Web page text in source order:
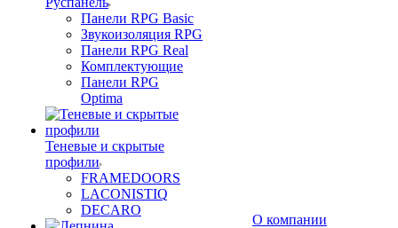
Панели RPG Basic
Звукоизоляция RPG
Панели RPG Real
Комплектующие
Панели RPG
Optima
Теневые и скрытые
профили
FRAMEDOORS
LACONISTIQ
DECARO
О компании